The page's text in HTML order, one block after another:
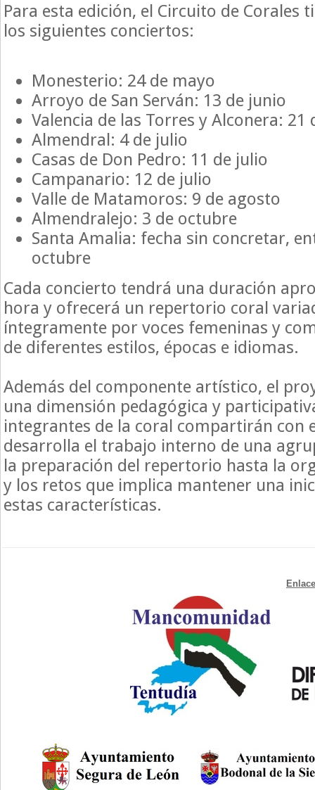
Para esta edición, el Circuito de Corales
los siguientes conciertos:
Monesterio: 24 de mayo
Arroyo de San Serván: 13 de junio
Valencia de las Torres y Alconera: 21
Almendral: 4 de julio
Casas de Don Pedro: 11 de julio
Campanario: 12 de julio
Valle de Matamoros: 9 de agosto
Almendralejo: 3 de octubre
Santa Amalia: fecha sin concretar,
octubre
Cada concierto tendrá una duración
hora y ofrecerá un repertorio coral
íntegramente por voces femeninas y
de diferentes estilos, épocas e idiomas.
Además del componente artístico, el
una dimensión pedagógica y
integrantes de la coral compartirán con
desarrolla el trabajo interno de una
la preparación del repertorio hasta la
y los retos que implica mantener una
estas características.